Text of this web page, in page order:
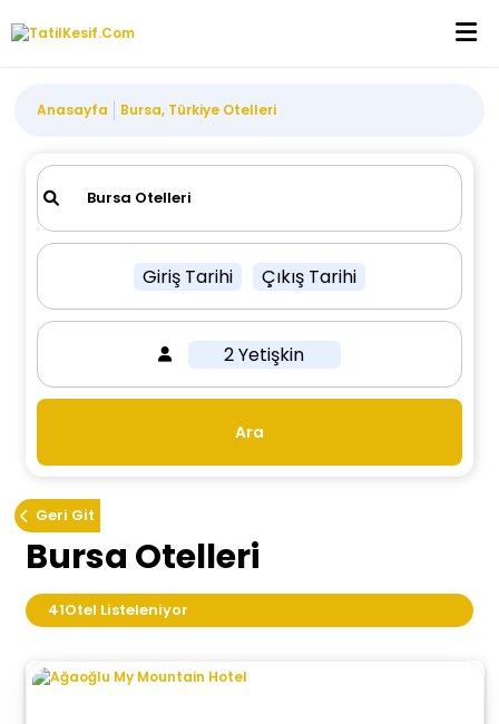
Anasayfa Bursa, Türkiye Otelleri
Giriş Tarihi Çıkış Tarihi
2 Yetişkin
Ara
Geri Git
Bursa Otelleri
41Otel Listeleniyor